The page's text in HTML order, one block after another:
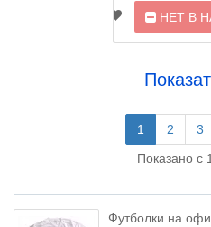
НЕТ В
1 2 3
Показано с
Футболки на